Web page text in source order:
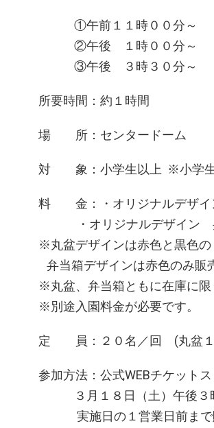
①午前１１時００分～
②午後 １時００分～
③午後 ３時３０分～
所要時間：約１時間
場 所：センタードーム
対 象：小学生以上 ※小学生
料 金：・オリジナル
・オリジナルデザイン
※丸盆デザインは赤色と黒色
弁当箱デザインは赤色のみ販
※丸盆、弁当箱ともに在庫に
※別途入園料金が必要です。
定 員：２０名／回 (丸盆１
参加方法：公式WEBチケット
３月１８日（土）午後３
実施日の１